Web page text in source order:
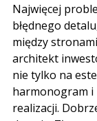
Najwięcej
błędnego
między
architekt
nie tylko na
harmonogram i
realizacji.